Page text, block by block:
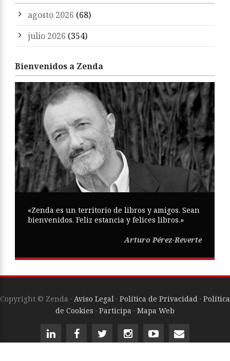
agosto 2026 (68)
julio 2026 (354)
Bienvenidos a Zenda
«Zenda es un territorio de libros y amigos. Sean
bienvenidos. Feliz estancia y felices libros.»
Arturo Pérez-Reverte
Copyright © Zenda · Aviso Legal · Política de Privacidad · Política
de Cookies · Participa · Mapa Web